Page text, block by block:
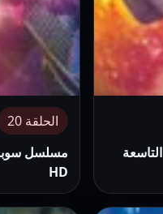
مسلسل سوبر ميرو الحلقة 19 التاسعة
الحلقة 20
HD